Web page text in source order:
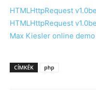
HTMLHttpRequest
HTMLHttpRequest
Max Kiesler online demo
CÍMKÉK php